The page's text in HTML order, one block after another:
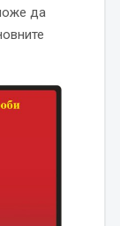
да